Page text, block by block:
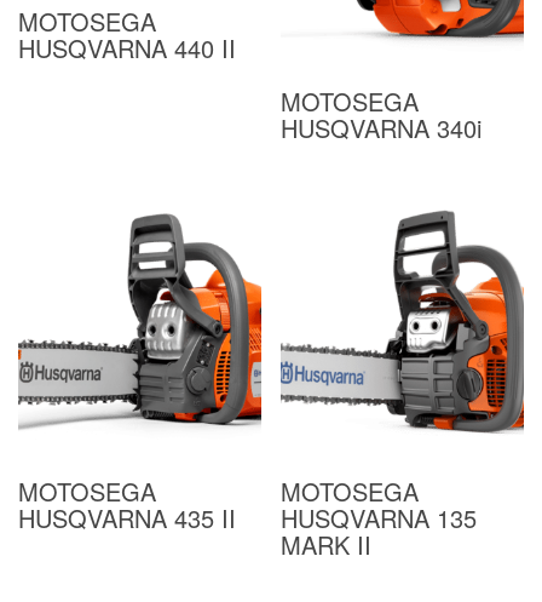
MOTOSEGA
HUSQVARNA 440 II
MOTOSEGA
HUSQVARNA 340i
MOTOSEGA
HUSQVARNA 435 II
MOTOSEGA
HUSQVARNA 135
MARK II